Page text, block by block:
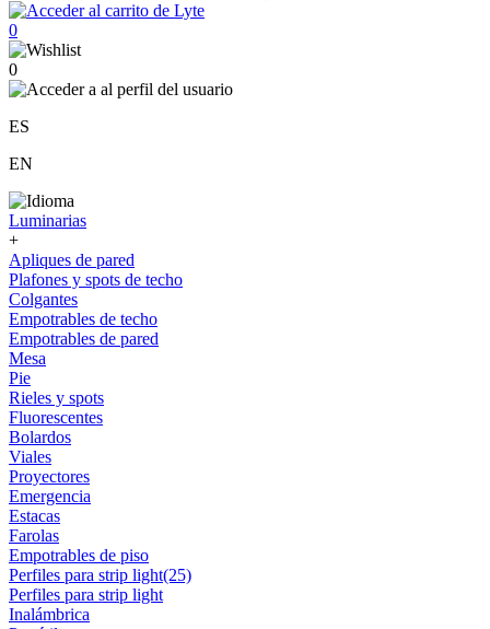
0
0
ES
EN
Luminarias
+
Apliques de pared
Plafones y spots de techo
Colgantes
Empotrables de techo
Empotrables de pared
Mesa
Pie
Rieles y spots
Fluorescentes
Bolardos
Viales
Proyectores
Emergencia
Estacas
Farolas
Empotrables de piso
Perfiles para strip light(25)
Perfiles para strip light
Inalámbrica